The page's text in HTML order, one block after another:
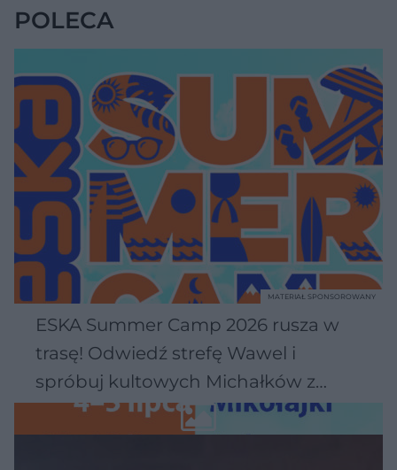
POLECA
ESKA Summer Camp 2026 rusza w
trasę! Odwiedź strefę Wawel i
spróbuj kultowych Michałków z
Wawelu
MATERIAŁ SPONSOROWANY